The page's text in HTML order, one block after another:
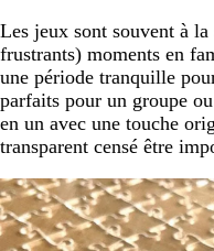
Les jeux sont souvent à
frustrants) moments en
une période tranquille
parfaits pour un groupe
en un avec une touche
transparent censé être